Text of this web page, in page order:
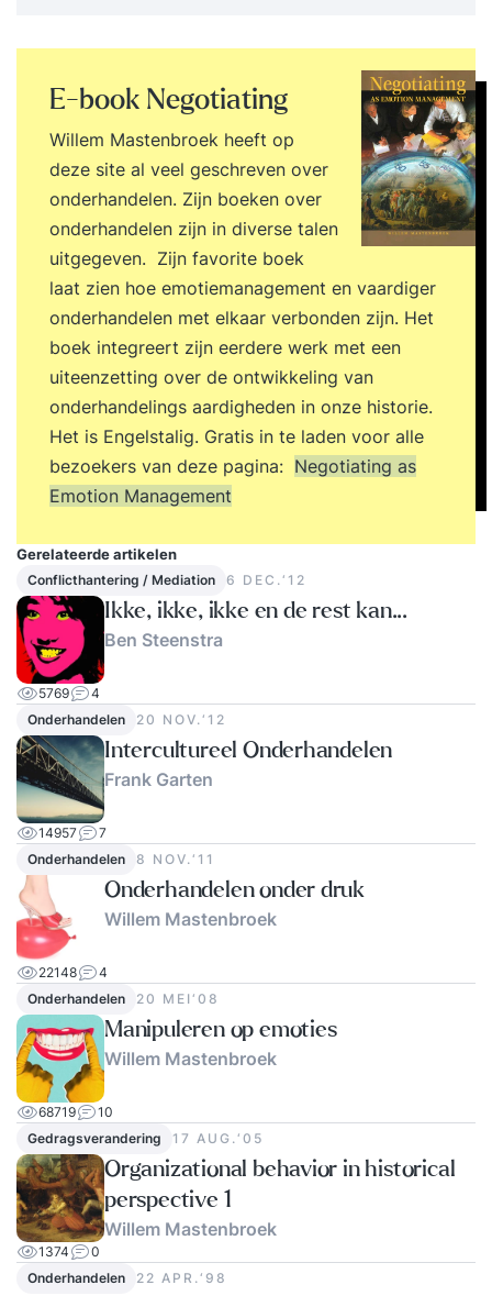
E-book Negotiating
Willem Mastenbroek heeft op
deze site al veel geschreven over
onderhandelen. Zijn boeken over
onderhandelen zijn in diverse talen
uitgegeven. Zijn favorite boek
laat zien hoe emotiemanagement en vaardiger
onderhandelen met elkaar verbonden zijn. Het
boek integreert zijn eerdere werk met een
uiteenzetting over de ontwikkeling van
onderhandelings aardigheden in onze historie.
Het is Engelstalig. Gratis in te laden voor alle
bezoekers van deze pagina: Negotiating as
Emotion Management
Gerelateerde artikelen
Conflicthantering / Mediation 6 DEC.‘12
Ikke, ikke, ikke en de rest kan...
Ben Steenstra
5769
4
Onderhandelen
20 NOV.‘12
Intercultureel Onderhandelen
Frank Garten
14957
7
Onderhandelen
8 NOV.‘11
Onderhandelen onder druk
Willem Mastenbroek
22148
4
Onderhandelen
20 MEI‘08
Manipuleren op emoties
Willem Mastenbroek
68719
10
Gedragsverandering
17 AUG.‘05
Organizational behavior in historical
perspective 1
Willem Mastenbroek
1374
0
Onderhandelen
22 APR.‘98